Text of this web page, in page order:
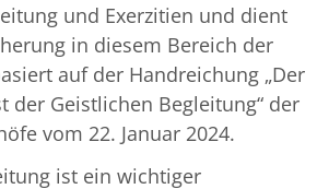
und Exerzitien und dient
in diesem Bereich der
auf der Handreichung „Der
der Geistlichen Begleitung“ der
vom 22. Januar 2024.
ist ein wichtiger